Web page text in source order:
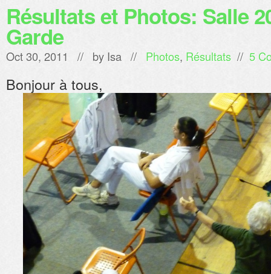
Résultats et Photos: Salle
Garde
Oct 30, 2011 // by Isa // Photos, Résultats // 5
Bonjour à tous,